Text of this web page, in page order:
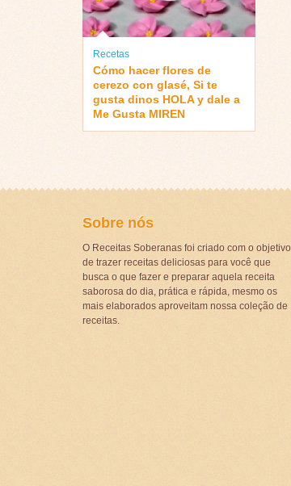
Recetas
Cómo hacer flores de
cerezo con glasé, Si te
gusta dinos HOLA y dale a
Me Gusta MIREN
Sobre nós
O Receitas Soberanas foi criado com o objetivo
de trazer receitas deliciosas para você que
busca o que fazer e preparar aquela receita
saborosa do dia, prática e rápida, mesmo os
mais elaborados aproveitam nossa coleção de
receitas.